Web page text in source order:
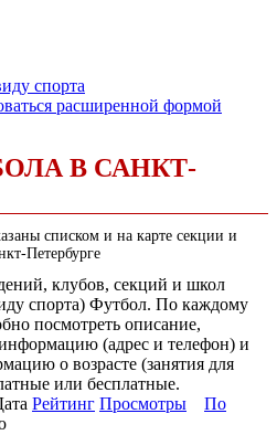
спорта
расширенной формой
В САНКТ-
списком и на карте секции и
Петербурге
клубов, секций и школ
спорта) Футбол. По каждому
посмотреть описание,
(адрес и телефон) и
о возрасте (занятия для
или бесплатные.
Рейтинг Просмотры
По